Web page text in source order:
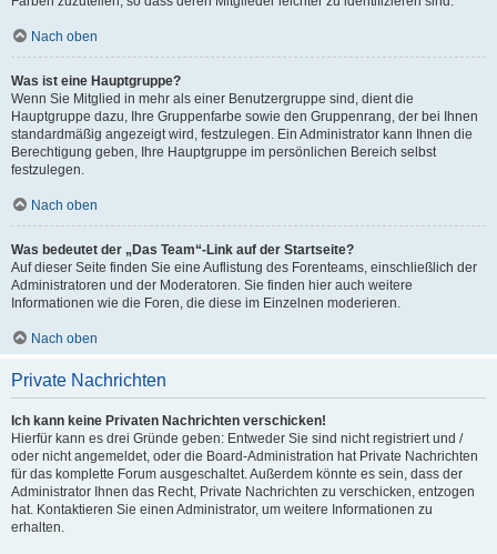
Nach oben
Was ist eine Hauptgruppe?
Wenn Sie Mitglied in mehr als einer Benutzergruppe sind, dient die
Hauptgruppe dazu, Ihre Gruppenfarbe sowie den Gruppenrang, der bei Ihnen
standardmäßig angezeigt wird, festzulegen. Ein Administrator kann Ihnen die
Berechtigung geben, Ihre Hauptgruppe im persönlichen Bereich selbst
festzulegen.
Nach oben
Was bedeutet der „Das Team“-Link auf der Startseite?
Auf dieser Seite finden Sie eine Auflistung des Forenteams, einschließlich der
Administratoren und der Moderatoren. Sie finden hier auch weitere
Informationen wie die Foren, die diese im Einzelnen moderieren.
Nach oben
Private Nachrichten
Ich kann keine Privaten Nachrichten verschicken!
Hierfür kann es drei Gründe geben: Entweder Sie sind nicht registriert und /
oder nicht angemeldet, oder die Board-Administration hat Private Nachrichten
für das komplette Forum ausgeschaltet. Außerdem könnte es sein, dass der
Administrator Ihnen das Recht, Private Nachrichten zu verschicken, entzogen
hat. Kontaktieren Sie einen Administrator, um weitere Informationen zu
erhalten.